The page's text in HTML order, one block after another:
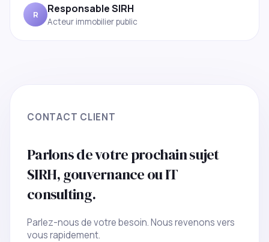
R Responsable SIRH
Acteur immobilier public
CONTACT CLIENT
Parlons de votre prochain sujet
SIRH, gouvernance ou IT
consulting.
Parlez-nous de votre besoin. Nous revenons vers
vous rapidement.